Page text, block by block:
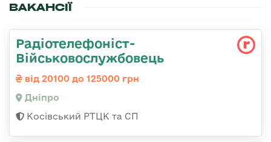
ВАКАНСІЇ
Радіотелефоніст-
Військовослужбовець
від 20100 до 125000 грн
Дніпро
Косівський РТЦК та СП